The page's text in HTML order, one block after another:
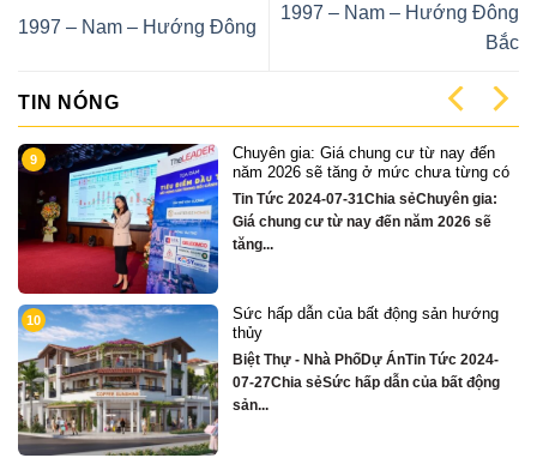
1997 – Nam – Hướng Đông
1997 – Nam – Hướng Đông
Bắc
TIN NÓNG
1
Cặp Nhà
chỉ hơn 16
Quỹ căn
sẻCặp nhà
2
Chỉ hơn 16
tỷ
Quỹ căn
gia: Giá chung cư từ nay đến
sẽ tăng ở mức chưa từng có
07-31Chia sẻChuyên gia:
cư từ nay đến năm 2026 sẽ
dẫn của bất động sản hướng
- Nhà PhốDự ÁnTin Tức 2024-
sẻSức hấp dẫn của bất động